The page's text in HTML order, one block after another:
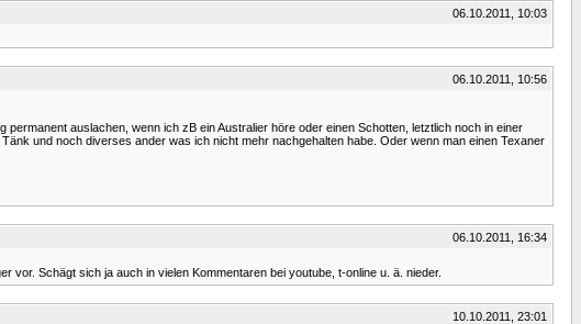
06.10.2011, 10:03
06.10.2011, 10:56
auslachen, wenn ich zB ein Australier höre oder einen Schotten, letztlich noch in einer
und noch diverses ander was ich nicht mehr nachgehalten habe. Oder wenn man einen Texaner
06.10.2011, 16:34
Schägt sich ja auch in vielen Kommentaren bei youtube, t-online u. ä. nieder.
10.10.2011, 23:01